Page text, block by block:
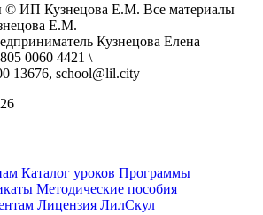
© ИП Кузнецова Е.М. Все материалы
Е.М.
Кузнецова Елена
0060 4421 \
13676, school@lil.city
Каталог уроков Программы
Методические пособия
Лицензия ЛилСкул